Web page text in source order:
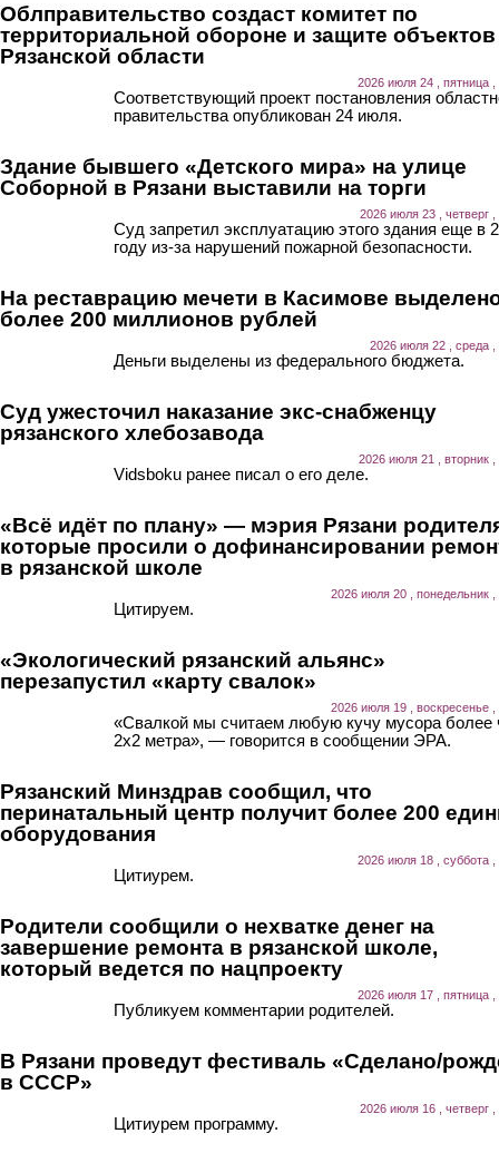
Облправительство создаст комитет по
территориальной обороне и защите объектов
Рязанской области
2026 июля 24 , пятница ,
Соответствующий проект постановления
правительства опубликован 24 июля.
Здание бывшего «Детского мира» на улице
Соборной в Рязани выставили на торги
2026 июля 23 , четверг ,
Суд запретил эксплуатацию этого здания еще в
году из-за нарушений пожарной безопасности.
На реставрацию мечети в Касимове
более 200 миллионов рублей
2026 июля 22 , среда ,
Деньги выделены из федерального бюджета.
Суд ужесточил наказание экс-снабженцу
рязанского хлебозавода
2026 июля 21 , вторник ,
Vidsboku ранее писал о его деле.
«Всё идёт по плану» — мэрия Рязани
которые просили о дофинансировании
в рязанской школе
2026 июля 20 , понедельник ,
Цитируем.
«Экологический рязанский альянс»
перезапустил «карту свалок»
2026 июля 19 , воскресенье ,
«Свалкой мы считаем любую кучу мусора более
2х2 метра», — говорится в сообщении ЭРА.
Рязанский Минздрав сообщил, что
перинатальный центр получит более 200
оборудования
2026 июля 18 , суббота ,
Цитиурем.
Родители сообщили о нехватке денег на
завершение ремонта в рязанской школе,
который ведется по нацпроекту
2026 июля 17 , пятница ,
Публикуем комментарии родителей.
В Рязани проведут фестиваль «Сделано/
в СССР»
2026 июля 16 , четверг ,
Цитиурем программу.